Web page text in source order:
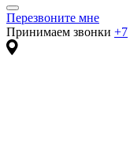
Перезвоните мне
Принимаем звонки +7